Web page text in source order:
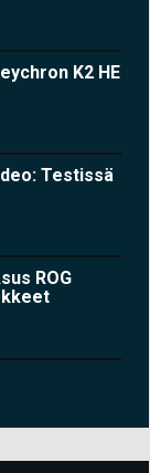
K2 HE
Testissä
ROG